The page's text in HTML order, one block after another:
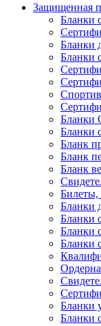
Защищенная
Бланки
Бланки
Бланки
Бланки
Бланки
Бланк
Бланк
Бланк
Бланки
Бланки
Бланки
Бланки
Бланки
Бланки